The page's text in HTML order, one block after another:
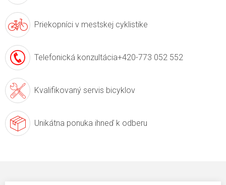
Priekopníci v mestskej cyklistike
Telefonická konzultácia+420-773 052 552
Kvalifikovaný servis bicyklov
Unikátna ponuka ihneď k odberu